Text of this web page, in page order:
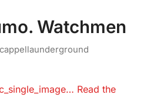
Watchmen
cappellaunderground
Read the